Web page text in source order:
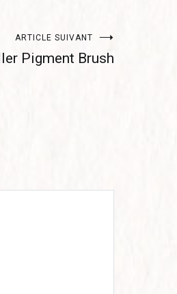
ARTICLE SUIVANT
Pigment Brush